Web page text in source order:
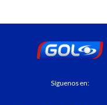
Síguenos en: